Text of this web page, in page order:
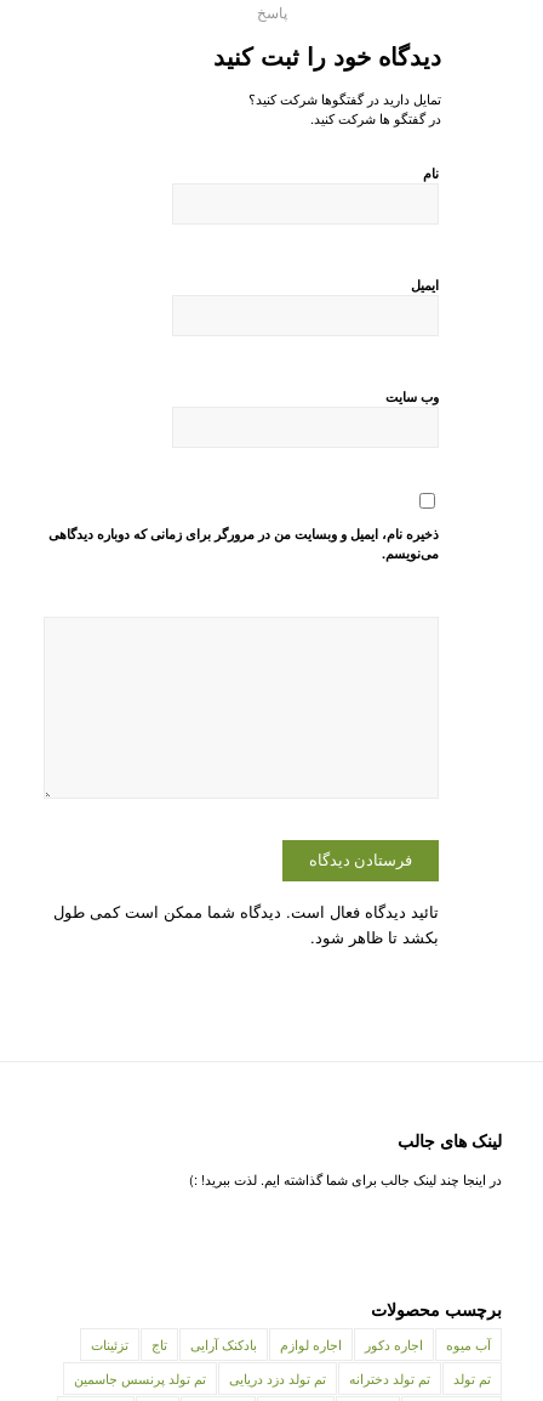
پاسخ
دیدگاه خود را ثبت کنید
تمایل دارید در گفتگوها شرکت کنید؟
در گفتگو ها شرکت کنید.
نام
ایمیل
وب‌ سایت
ذخیره نام، ایمیل و وبسایت من در مرورگر برای زمانی که دوباره دیدگاهی
می‌نویسم.
تائید دیدگاه فعال است. دیدگاه شما ممکن است کمی طول
بکشد تا ظاهر شود.
لینک های جالب
در اینجا چند لینک جالب برای شما گذاشته ایم. لذت ببرید! :)
برچسب محصولات
آب میوه اجاره دکور اجاره لوازم بادکنک آرایی تاج
تزئینات
تم تولد
تم تولد دخترانه تم تولد دزد دریایی
تم تولد پرنسس جاسمین